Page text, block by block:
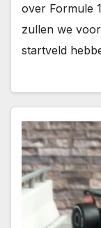
over Formule
zullen we
startveld